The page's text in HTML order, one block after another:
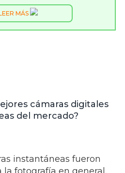
MÁS
cámaras digitales
del mercado?
instantáneas fueron